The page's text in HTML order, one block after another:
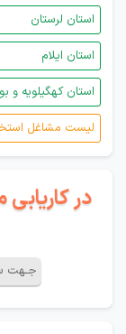
استان لرستان
استان ایلام
استان کهگیلویه و
لیست مشاغل
در
جـهت